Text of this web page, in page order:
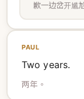
歉一边岔开尴
PAUL
Two years.
两年。